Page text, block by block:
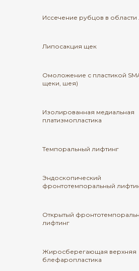
Иссечение рубцов в области
Липосакция щек
Омоложение с пластикой
щеки, шея)
Изолированная медиальная
платизмопластика
Темпоральный лифтинг
Эндоскопический
фронтотемпоральный
Открытый
лифтинг
Жиросберегающая верхняя
блефаропластика